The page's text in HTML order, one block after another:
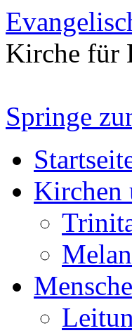
Kirche für
Springe
Kirchen